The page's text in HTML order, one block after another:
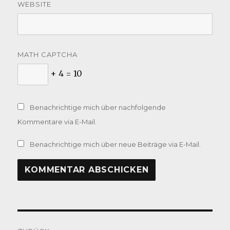
WEBSITE
MATH CAPTCHA
+ 4 = 10
Benachrichtige mich über nachfolgende
Kommentare via E-Mail.
Benachrichtige mich über neue Beiträge via E-Mail.